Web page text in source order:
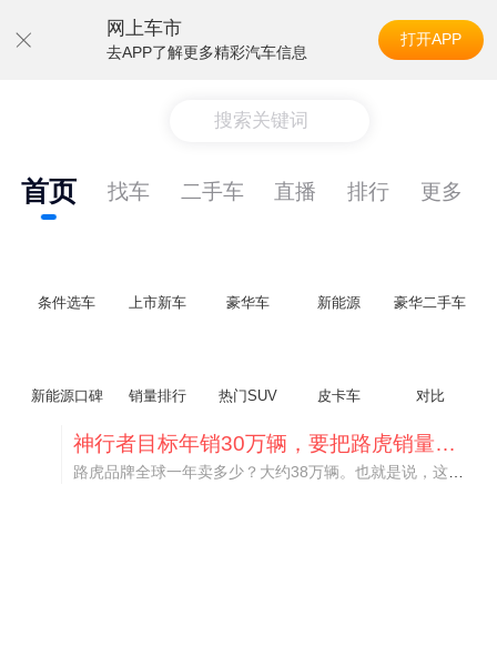
网上车市
去APP了解更多精彩汽车信息
打开APP
搜索关键词
首页 找车 二手车 直播 排行 更多
条件选车 上市新车 豪华车 新能源 豪华二手车
新能源口碑 销量排行 热门SUV 皮卡车 对比
神行者目标年销30万辆，要把路虎销量翻倍